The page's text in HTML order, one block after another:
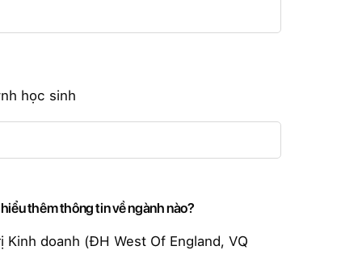
học sinh
thêm thông tin về ngành nào?
Kinh doanh (ĐH West Of England, VQ